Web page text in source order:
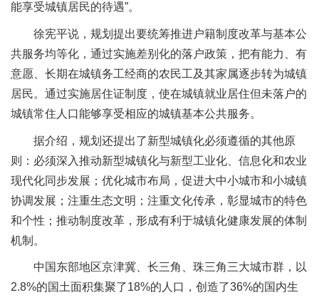
能享受城镇居民的待遇”。
徐宪平说，规划提出要统筹推进户籍制度改革与基本公
共服务均等化，通过实施差别化的落户政策，把有能力、有
意愿、长期在城镇务工经商的农民工及其家属逐步转为城镇
居民。通过实施居住证制度，使在城镇就业居住但未落户的
城镇常住人口能够享受相应的城镇基本公共服务。
据介绍，规划还提出了新型城镇化必须遵循的其他原
则：必须深入推动新型城镇化与新型工业化、信息化和农业
现代化同步发展；优化城市布局，促进大中小城市和小城镇
协调发展；注重生态文明；注重文化传承，彰显城市的特色
和个性；推动制度改革，形成有利于城镇化健康发展的体制
机制。
中国东部地区京津冀、长三角、珠三角三大城市群，以
2.8%的国土面积集聚了18%的人口，创造了36%的国内生